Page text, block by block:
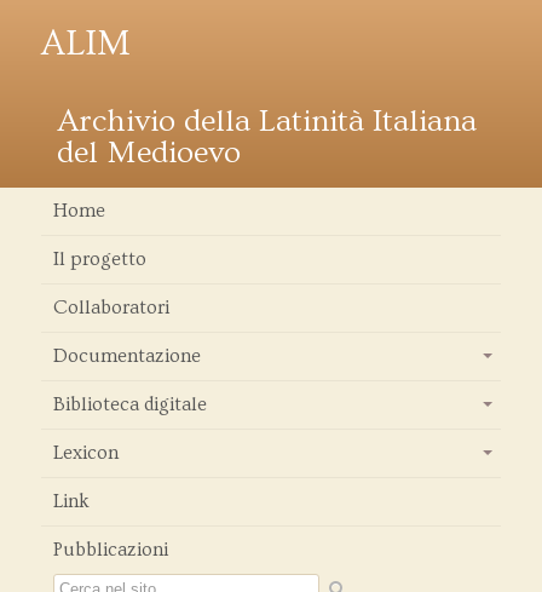
ALIM
Archivio della Latinità Italiana
del Medioevo
Home
Il progetto
Collaboratori
Documentazione
Biblioteca digitale
Lexicon
Link
Pubblicazioni